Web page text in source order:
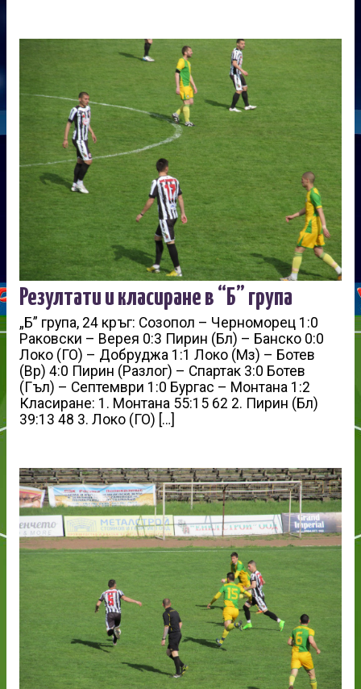
Резултати и класиране в “Б” група
„Б” група, 24 кръг: Созопол – Черноморец 1:0
Раковски – Верея 0:3 Пирин (Бл) – Банско 0:0
Локо (ГО) – Добруджа 1:1 Локо (Мз) – Ботев
(Вр) 4:0 Пирин (Разлог) – Спартак 3:0 Ботев
(Гъл) – Септември 1:0 Бургас – Монтана 1:2
Класиране: 1. Монтана 55:15 62 2. Пирин (Бл)
39:13 48 3. Локо (ГО) […]